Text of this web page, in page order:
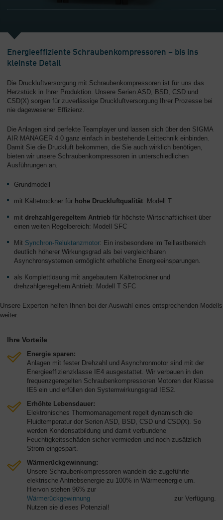
Energieeffiziente Schraubenkompressoren – bis ins
kleinste Detail
Die Druckluftversorgung mit Schraubenkompressoren ist für uns das
Herzstück in Ihrer Produktion. Unsere Serien ASD, BSD, CSD und
CSD(X) sorgen für zuverlässige Druckluftversorgung Ihrer Prozesse bei
nie dagewesener Effizienz.
Die Anlagen sind perfekte Teamplayer und lassen sich über den SIGMA
AIR MANAGER 4.0 ganz einfach in bestehende Leittechnik einbinden.
Damit Sie die Druckluft bekommen, die Sie auch wirklich benötigen,
bieten wir unsere Schraubenkompressoren in unterschiedlichen
Ausführungen an.
Grundmodell
mit Kältetrockner für hohe Druckluftqualität: Modell T
mit drehzahlgeregeltem Antrieb für höchste Wirtschaftlichkeit über
einen weiten Regelbereich: Modell SFC
Mit Synchron-Reluktanzmotor: Ein insbesondere im Teillastbereich
deutlich höherer Wirkungsgrad als bei vergleichbaren
Asynchronsystemen ermöglicht erhebliche Energieeinsparungen.
als Komplettlösung mit angebautem Kältetrockner und
drehzahlgeregeltem Antrieb: Modell T SFC
Unsere Experten helfen Ihnen bei der Auswahl eines entsprechenden Modells
weiter.
Ihre Vorteile
Energie sparen:
Anlagen mit fester Drehzahl und Asynchronmotor sind mit der
Energieeffizienzklasse IE4 ausgestattet. Wir verbauen in den
frequenzgeregelten Schraubenkompressoren Motoren der Klasse
IE5 ein und erfüllen den Systemwirkungsgrad IES2.
Erhöhte Lebensdauer:
Elektronisches Thermomanagement regelt dynamisch die
Fluidtemperatur der Serien ASD, BSD, CSD und CSD(X). So
werden Kondensatbildung und damit verbundene
Feuchtigkeitsschäden sicher vermieden und noch zusätzlich
Strom eingespart.
Wärmerückgewinnung:
Unsere Schraubenkompressoren wandeln die zugeführte
elektrische Antriebsenergie zu 100% in Wärmeenergie um.
Hiervon stehen 96% zur
Wärmerückgewinnung
zur Verfügung.
Nutzen sie dieses Potenzial!